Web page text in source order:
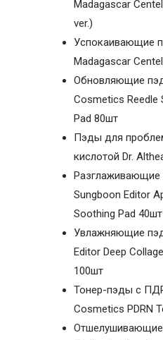
Madagascar
ver.)
Успокаивающие
Madagascar
Обновляющие
Cosmetics Reedle
Pad 80шт
Пэды для
кислотой Dr.
Разглаживающие
Sungboon Editor
Soothing Pad 40шт
Увлажняющие
Editor Deep
100шт
Тонер-пэды с
Cosmetics PDRN